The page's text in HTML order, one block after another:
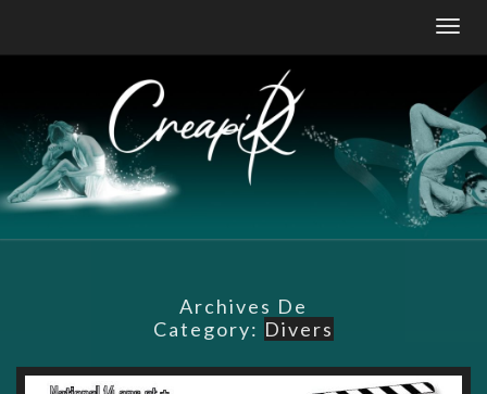
Archives De
Category: Divers